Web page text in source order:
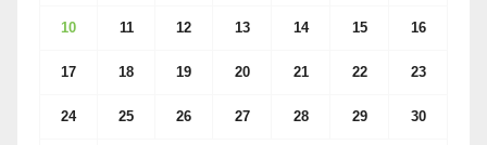
10 11 12 13 14 15 16
17 18 19 20 21 22 23
24 25 26 27 28 29 30